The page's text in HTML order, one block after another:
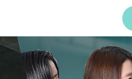
Service